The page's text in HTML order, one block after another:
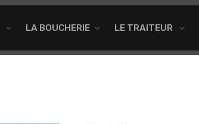
LA BOUCHERIE LE TRAITEUR